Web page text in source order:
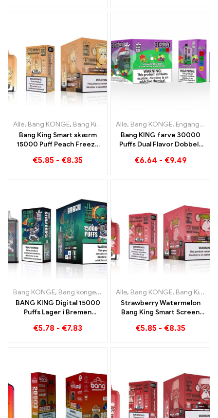
Alle, Bang KONGE, Bang King Smart skærm 15000 Puff ,Engangs
Bang King Smart skærm
15000 Puff Peach Freeze
€5.85 - €8.35
Alle, Bang KONGE, Engangs e-cigaretter Litauen
Bang KING farve 30000
Puffs Dual Flavor Dobbelt
Kiwi og Sour Apple
€6.64 - €9.49
Bang KONGE, Bang konge 15000 Pust ,Engangs e-cigaret med
BANG KING Digital 15000
Puffs Lager i Bremen
€5.78 - €7.83
Alle, Bang KONGE, Bang King Smart skærm 15000 Puff
Strawberry Watermelon
Bang King Smart Screen
afslappende fornøjelse af
€5.85 - €8.35